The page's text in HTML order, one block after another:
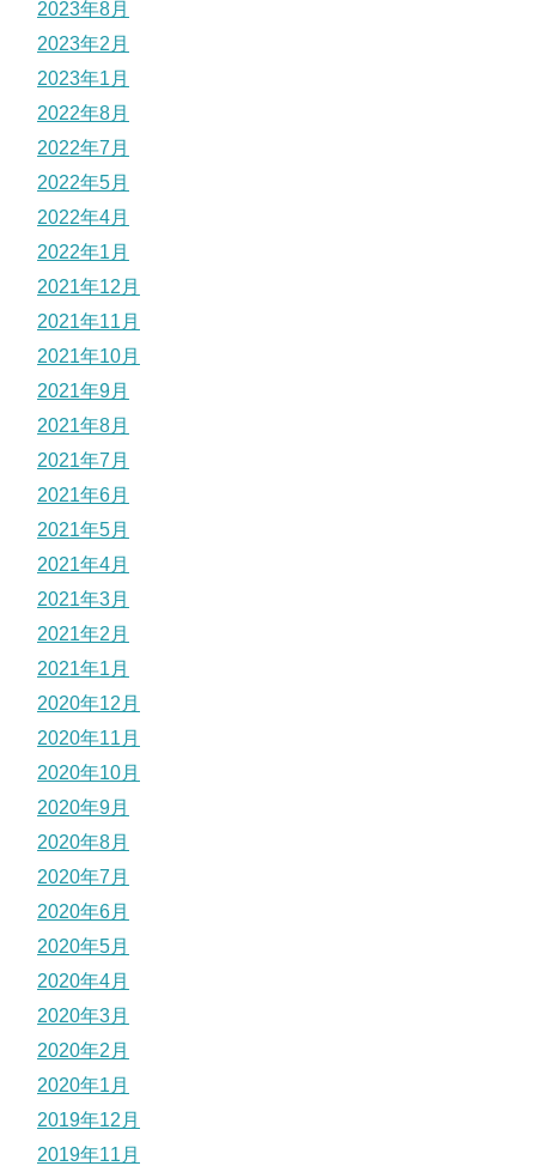
2023年8月
2023年2月
2023年1月
2022年8月
2022年7月
2022年5月
2022年4月
2022年1月
2021年12月
2021年11月
2021年10月
2021年9月
2021年8月
2021年7月
2021年6月
2021年5月
2021年4月
2021年3月
2021年2月
2021年1月
2020年12月
2020年11月
2020年10月
2020年9月
2020年8月
2020年7月
2020年6月
2020年5月
2020年4月
2020年3月
2020年2月
2020年1月
2019年12月
2019年11月